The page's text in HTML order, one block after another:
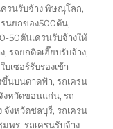
ครนรับจ้าง พิษณุโลก,
รนยกของ500ตัน,
50ตันเครนรับจ้างให้
,รถยกติดเฮี๊ยบรับจ้าง,
เซอร์รับรองเข้า
ขึ้นบนดาดฟ้า,รถเครน
งหวัดขอนแก่น,รถ
จังหวัดชลบุรี,รถเครน
มพร,รถเครนรับจ้าง